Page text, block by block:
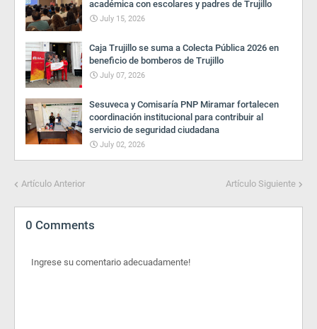
académica con escolares y padres de Trujillo
July 15, 2026
Caja Trujillo se suma a Colecta Pública 2026 en
beneficio de bomberos de Trujillo
July 07, 2026
Sesuveca y Comisaría PNP Miramar fortalecen
coordinación institucional para contribuir al
servicio de seguridad ciudadana
July 02, 2026
Artículo Anterior Artículo Siguiente
0 Comments
Ingrese su comentario adecuadamente!